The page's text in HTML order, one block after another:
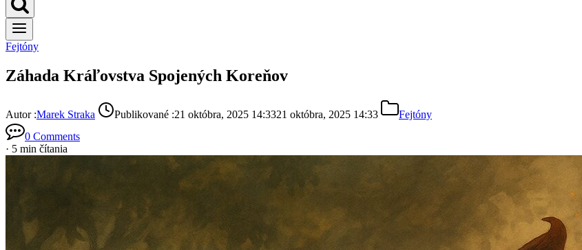
Fejtóny
Záhada Kráľovstva Spojených Koreňov
Autor :Marek Straka Publikované :21 októbra, 2025 14:3321 októbra, 2025 14:33
Fejtóny
0 Comments
· 5 min čítania